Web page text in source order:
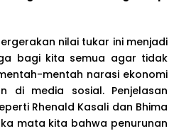
nilai tukar ini menjadi
bagi kita semua agar tidak
mentah narasi ekonomi
di media sosial. Penjelasan
Rhenald Kasali dan Bhima
mata kita bahwa penurunan